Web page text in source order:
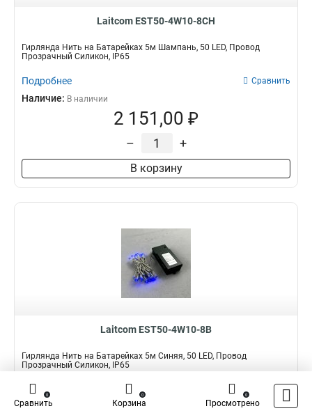
Laitcom EST50-4W10-8CH
Гирлянда Нить на Батарейках 5м Шампань, 50 LED, Провод
Прозрачный Силикон, IP65
Подробнее Сравнить
Наличие: В наличии
2 151,00 ₽
– +
В корзину
Laitcom EST50-4W10-8B
Гирлянда Нить на Батарейках 5м Синяя, 50 LED, Провод
Прозрачный Силикон, IP65
Подробнее Сравнить
Наличие:
Сравнить
0
Корзина
0
Просмотрено
0